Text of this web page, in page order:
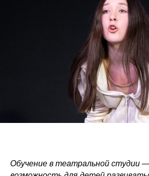
Обучение в театральной студии